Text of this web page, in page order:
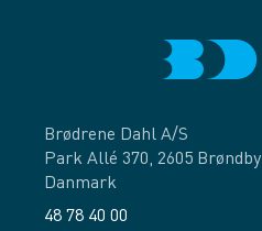
Brødrene Dahl A/S
Park Allé 370, 2605 Brøndby
Danmark
48 78 40 00